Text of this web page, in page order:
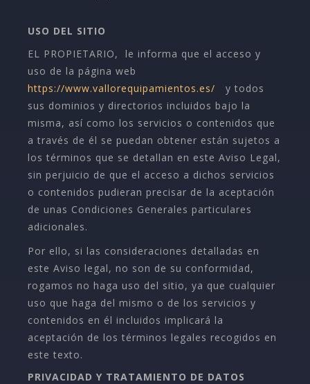
USO DEL SITIO
EL PROPIETARIO,
le informa que el acceso y
uso de la página web
https://www.vallorequipamientos.es/ y todos
sus dominios y directorios incluidos bajo la
misma, así como los servicios o contenidos que
a través de él se puedan obtener están sujetos a
los términos que se detallan en este Aviso Legal,
sin perjuicio de que el acceso a dichos servicios
o contenidos pudieran precisar de la aceptación
de unas Condiciones Generales particulares
adicionales.
Por ello, si las consideraciones detalladas en
este Aviso legal, no son de su conformidad,
rogamos no haga uso del sitio, ya que cualquier
uso que haga del mismo o de los servicios y
contenidos en él incluidos implicará la
aceptación de los términos legales recogidos en
este texto.
PRIVACIDAD Y TRATAMIENTO DE DATOS